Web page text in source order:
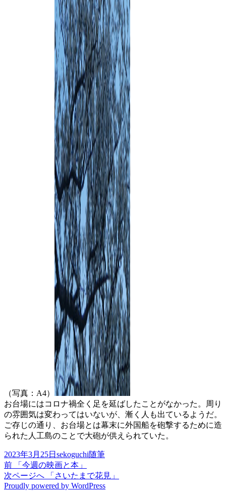
（写真：A4）
お台場にはコロナ禍全く足を延ばしたことがなかった。周り
の雰囲気は変わってはいないが、漸く人も出ているようだ。
ご存じの通り、お台場とは幕末に外国船を砲撃するために造
られた人工島のことで大砲が供えられていた。
投
稿
日:
2023年3月25日 作
成
者
sekoguchiカ
ゴ
リ
随筆
投
稿
前
前
の
投
「今週の映画と本」
次ページへ
次
の
「さいたまで花見」
Proudly powered by WordPress